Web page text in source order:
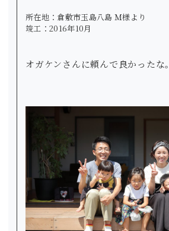
所在地：倉敷市玉島八島 Ｍ様より
竣工：2016年10月
オガケンさんに頼んで良かったな。